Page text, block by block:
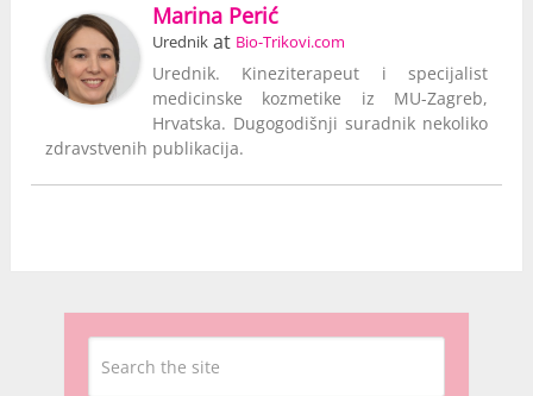
Marina Perić
Urednik at Bio-Trikovi.com
Urednik. Kineziterapeut i specijalist
medicinske kozmetike iz MU-Zagreb,
Hrvatska. Dugogodišnji suradnik nekoliko
zdravstvenih publikacija.